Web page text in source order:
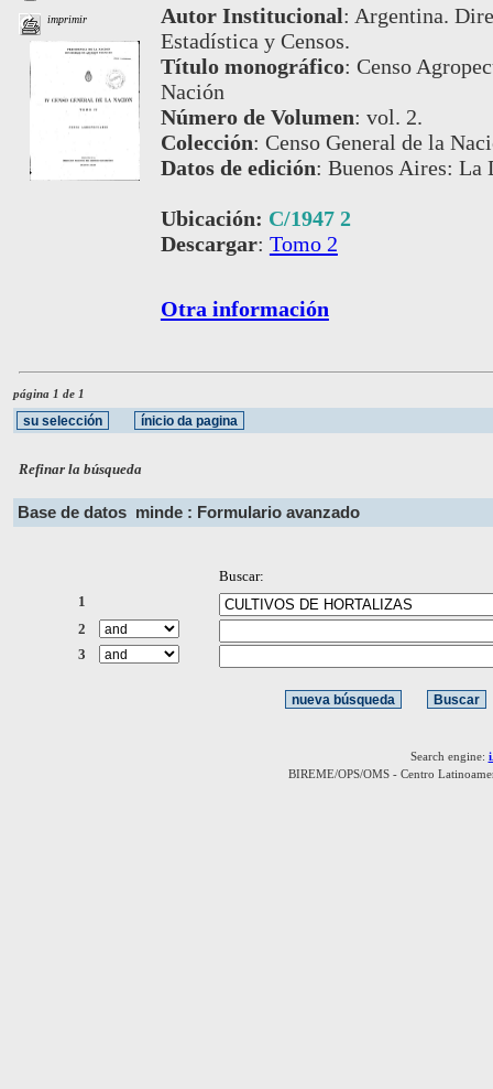
imprimir Autor Institucional: Argentina.
Estadística y Censos.
Título monográfico: Censo
Nación
Número de Volumen: vol. 2.
Colección: Censo General de la
Datos de edición: Buenos Aires: La
Ubicación: C/1947 2
Descargar: Tomo 2
Otra información
página 1 de 1
Refinar la búsqueda
Base de datos minde : Formulario avanzado
Buscar:
1
2
3
Search engine:
BIREME/OPS/OMS - Centro